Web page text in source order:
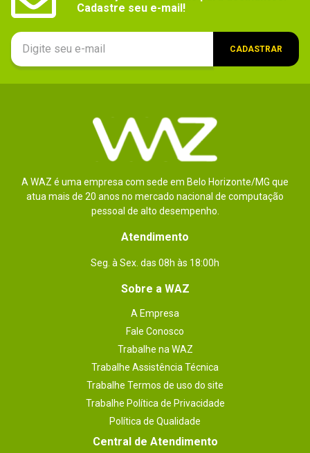
Cadastre seu e-mail!
CADASTRAR
A WAZ é uma empresa com sede em Belo Horizonte/MG que
atua mais de 20 anos no mercado nacional de computação
pessoal de alto desempenho.
Atendimento
Seg. à Sex. das 08h às 18:00h
Sobre a WAZ
A Empresa
Fale Conosco
Trabalhe na WAZ
Trabalhe Assistência Técnica
Trabalhe Termos de uso do site
Trabalhe Política de Privacidade
Política de Qualidade
Central de Atendimento